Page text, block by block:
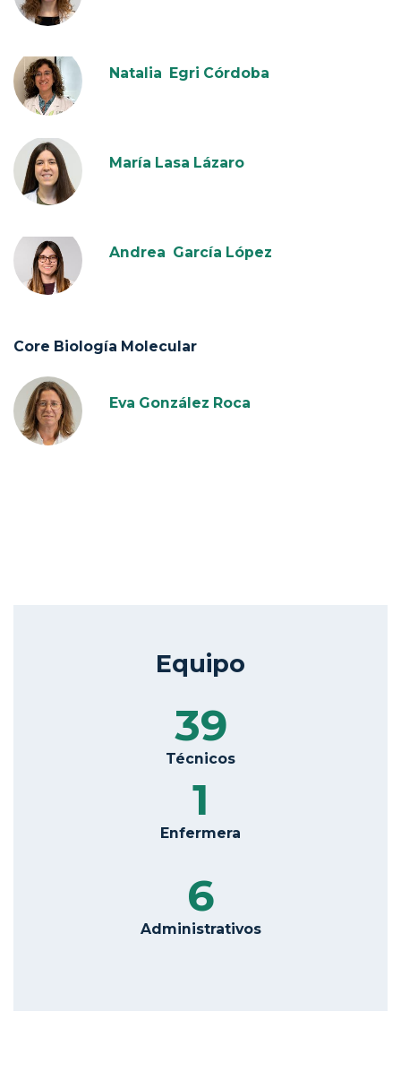
Natalia Egri Córdoba
María Lasa Lázaro
Andrea García López
Core Biología Molecular
Eva González Roca
Equipo
39
Técnicos
1
Enfermera
6
Administrativos